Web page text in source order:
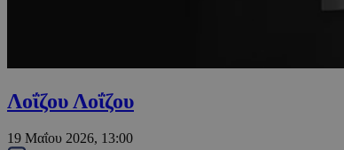
Λοΐζου Λοΐζου
19 Μαΐου 2026, 13:00